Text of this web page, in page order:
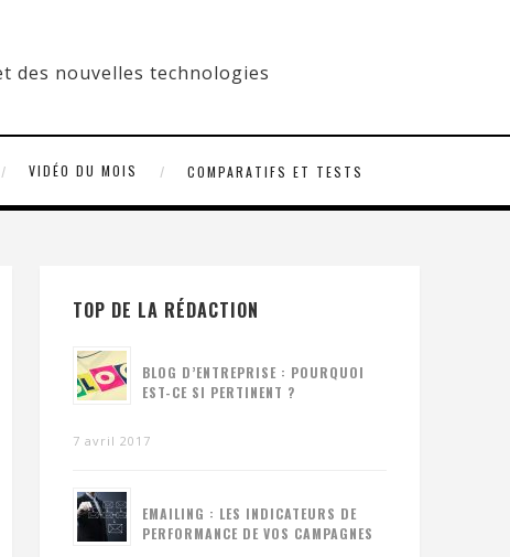
VIDÉO DU MOIS COMPARATIFS ET TESTS
TOP DE LA RÉDACTION
BLOG D’ENTREPRISE : POURQUOI
EST-CE SI PERTINENT ?
7 avril 2017
EMAILING : LES INDICATEURS DE
PERFORMANCE DE VOS CAMPAGNES